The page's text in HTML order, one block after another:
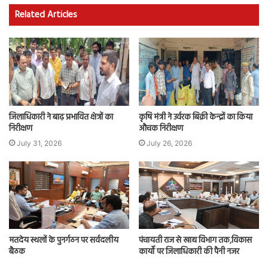
Related Articles
जिलाधिकारी ने बाढ़ प्रभावित क्षेत्रों का
निरीक्षण
July 31, 2026
कृषि मंत्री ने उर्वरक बिक्री केन्द्रों का किया
औचक निरीक्षण
July 26, 2026
मतदेय स्थलों के पुनर्गठन पर सर्वदलीय
बैठक
पंचायती राज से खाद्य विभाग तक,विकास
कार्यों पर जिलाधिकारी की पैनी नजर